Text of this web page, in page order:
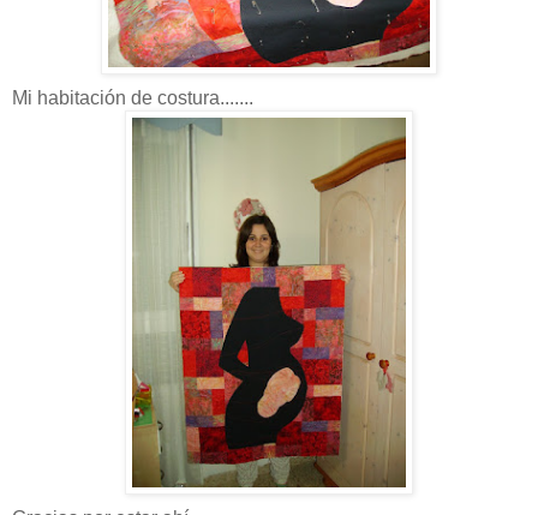
Mi habitación de costura.......